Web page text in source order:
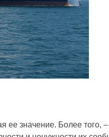
значение. Более того,